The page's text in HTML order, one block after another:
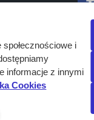
i
informacje z innymi
Cookies